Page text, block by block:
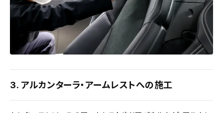
3. アルカンターラ・アームレストへの施工